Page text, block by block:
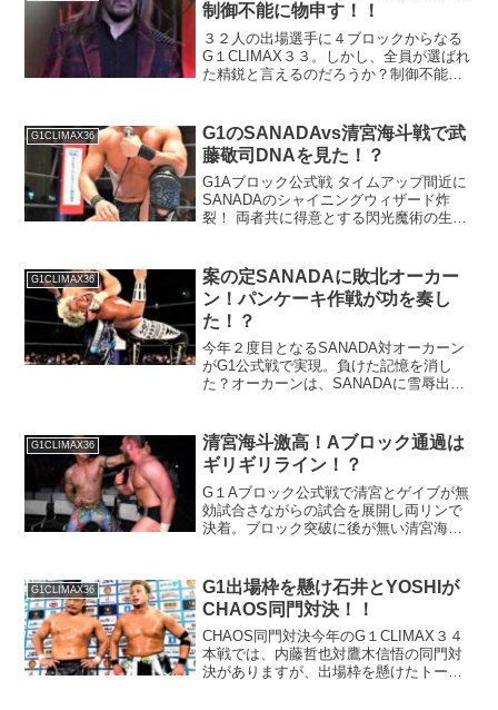
制御不能に物申す！！
３２人の出場選手に４ブロックからなる
G１CLIMAX３３。しかし、全員が選ばれ
た精鋭と言えるのだろうか？制御不能な
G1CLIMAX36
G1のSANADAvs清宮海斗戦で武
藤敬司DNAを見た！？
G1Aブロック公式戦 タイムアップ間近に
SANADAのシャイニングウィザード炸
裂！ 両者共に得意とする閃光魔術の生み
G1CLIMAX36
案の定SANADAに敗北オーカー
ン！パンケーキ作戦が功を奏し
た！？
今年２度目となるSANADA対オーカーン
がG1公式戦で実現。負けた記憶を消し
た？オーカーンは、SANADAに雪辱出来
G1CLIMAX36
清宮海斗激高！Aブロック通過は
ギリギリライン！？
G１Aブロック公式戦で清宮とゲイブが無
効試合さながらの試合を展開し両リンで
決着。ブロック突破に後が無い清宮海斗
G1CLIMAX36
G1出場枠を懸け石井とYOSHIが
CHAOS同門対決！！
CHAOS同門対決今年のG１CLIMAX３４
本戦では、内藤哲也対鷹木信悟の同門対
決がありますが、出場枠を懸けたトーナ